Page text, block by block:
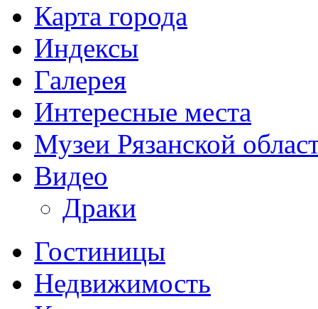
Карта города
Индексы
Галерея
Интересные места
Музеи Рязанской
Видео
Драки
Гостиницы
Недвижимость